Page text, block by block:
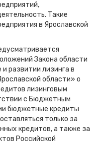
Такие
в Ярославской
Закона области
развитии лизинга в
области» о
лизинговым
с Бюджетным
бюджетные кредиты
только за
кредитов, а также за
Российской